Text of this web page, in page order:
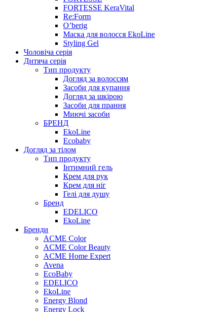
FORTESSE KeraVital
Re:Form
O’berig
Маска для волосся EkoLine
Styling Gel
Чоловіча серія
Дитяча серія
Тип продукту
Догляд за волоссям
Засоби для купання
Догляд за шкірою
Засоби для прання
Миючі засоби
БРЕНД
EkoLine
Ecobaby
Догляд за тілом
Тип продукту
Інтимний гель
Крем для рук
Крем для ніг
Гелі для душу
Бренд
EDELICO
EkoLine
Бренди
ACME Color
ACME Color Beauty
ACME Home Expert
Avena
EcoBaby
EDELICO
EkoLine
Energy Blond
Energy Lock